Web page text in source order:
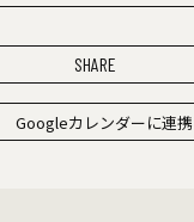
SHARE
Googleカレンダーに連携